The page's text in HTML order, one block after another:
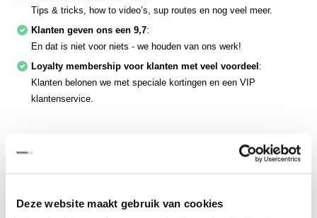
Deze website maakt gebruik van cookies
Tips & tricks, how to video’s, sup routes en nog veel meer.
Klanten geven ons een 9,7:
En dat is niet voor niets - we houden van ons werk!
Loyalty membership voor klanten met veel voordeel:
Klanten belonen we met speciale kortingen en een VIP
klantenservice.
Productomschrijving